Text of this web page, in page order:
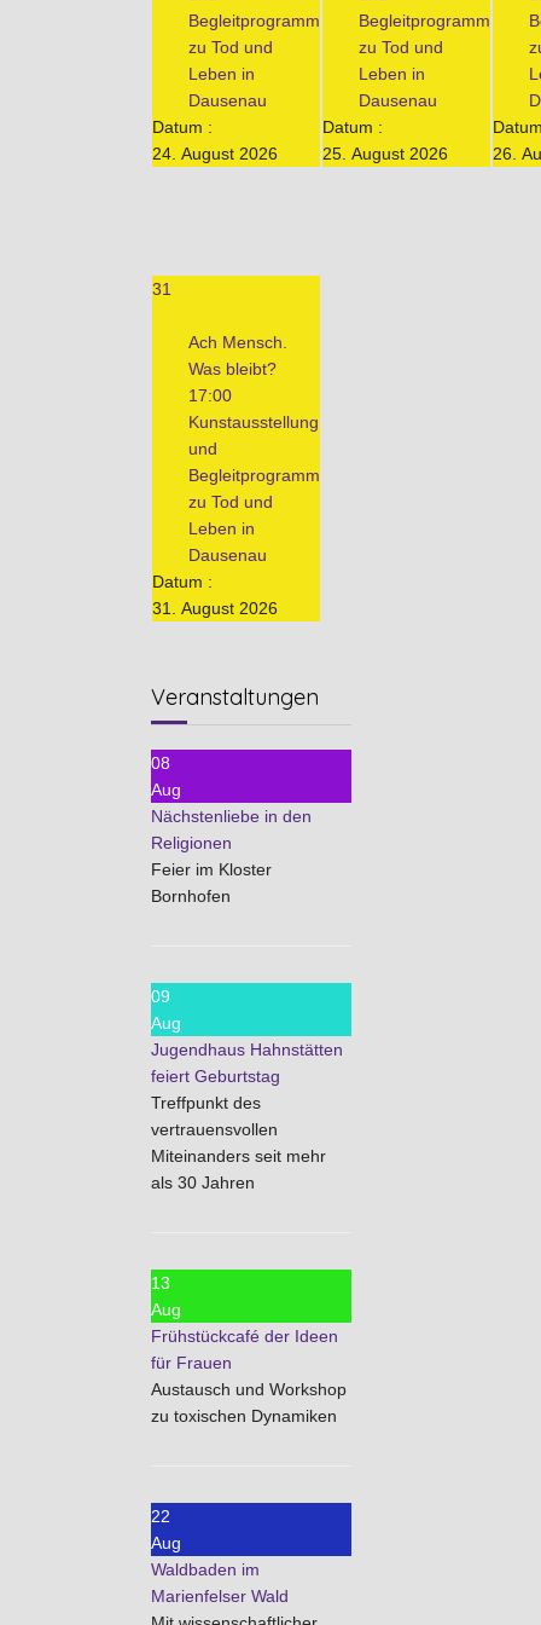
Begleitprogramm
zu Tod und
Leben in
Dausenau
Datum :
24. August 2026
Begleitprogramm
zu Tod und
Leben in
Dausenau
Datum :
25. August 2026
26.
31
Ach Mensch.
Was bleibt?
17:00
Kunstausstellung
und
Begleitprogramm
zu Tod und
Leben in
Dausenau
Datum :
31. August 2026
Veranstaltungen
08
Aug
Nächstenliebe in den
Religionen
Feier im Kloster
Bornhofen
09
Aug
Jugendhaus Hahnstätten
feiert Geburtstag
Treffpunkt des
vertrauensvollen
Miteinanders seit mehr
als 30 Jahren
13
Aug
Frühstückcafé der Ideen
für Frauen
Austausch und Workshop
zu toxischen Dynamiken
22
Aug
Waldbaden im
Marienfelser Wald